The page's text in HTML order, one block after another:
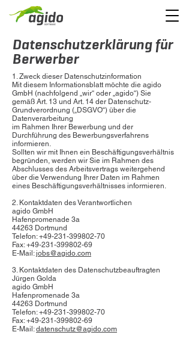
Datenschutzerklärung für
Berwerber
1. Zweck dieser Datenschutzinformation
Mit diesem Informationsblatt möchte die agido
GmbH (nachfolgend „wir“ oder „agido“) Sie
gemäß Art. 13 und Art. 14 der Datenschutz-
Grundverordnung („DSGVO“) über die
Datenverarbeitung
im Rahmen Ihrer Bewerbung und der
Durchführung des Bewerbungsverfahrens
informieren.
Sollten wir mit Ihnen ein Beschäftigungsverhältnis
begründen, werden wir Sie im Rahmen des
Abschlusses des Arbeitsvertrags weitergehend
über die Verwendung Ihrer Daten im Rahmen
eines Beschäftigungsverhältnisses informieren.
2. Kontaktdaten des Verantwortlichen
agido GmbH
Hafenpromenade 3a
44263 Dortmund
Telefon:+49-231-399802-70
Fax:+49-231-399802-69
E-Mail:jobs@agido.com
3. Kontaktdaten des Datenschutzbeauftragten
Jürgen Golda
agido GmbH
Hafenpromenade 3a
44263 Dortmund
Telefon:+49-231-399802-70
Fax:+49-231-399802-69
E-Mail:datenschutz@agido.com